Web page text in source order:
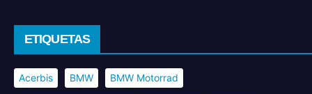
ETIQUETAS
Acerbis BMW BMW Motorrad